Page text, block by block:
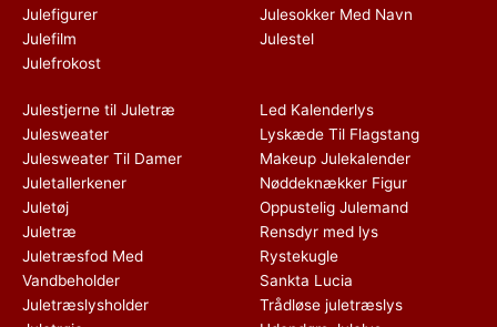
Julefigurer
Julefilm
Julefrokost
Julesokker Med Navn
Julestel
Julestjerne til Juletræ
Julesweater
Julesweater Til Damer
Juletallerkener
Juletøj
Juletræ
Juletræsfod Med
Vandbeholder
Juletræslysholder
Led Kalenderlys
Lyskæde Til Flagstang
Makeup Julekalender
Nøddeknækker Figur
Oppustelig Julemand
Rensdyr med lys
Rystekugle
Sankta Lucia
Trådløse juletræslys